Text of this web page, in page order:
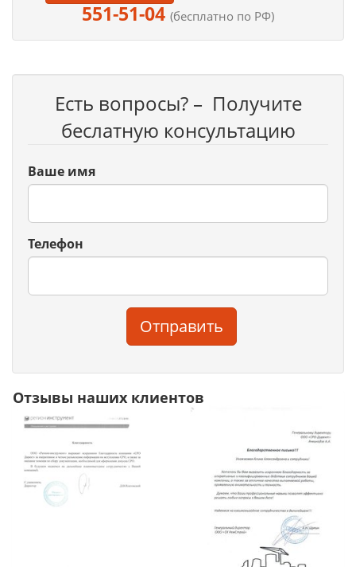
551-51-04 (бесплатно по РФ)
Есть вопросы? – Получите
беслатную консультацию
Ваше имя
Телефон
Отправить
Отзывы наших клиентов